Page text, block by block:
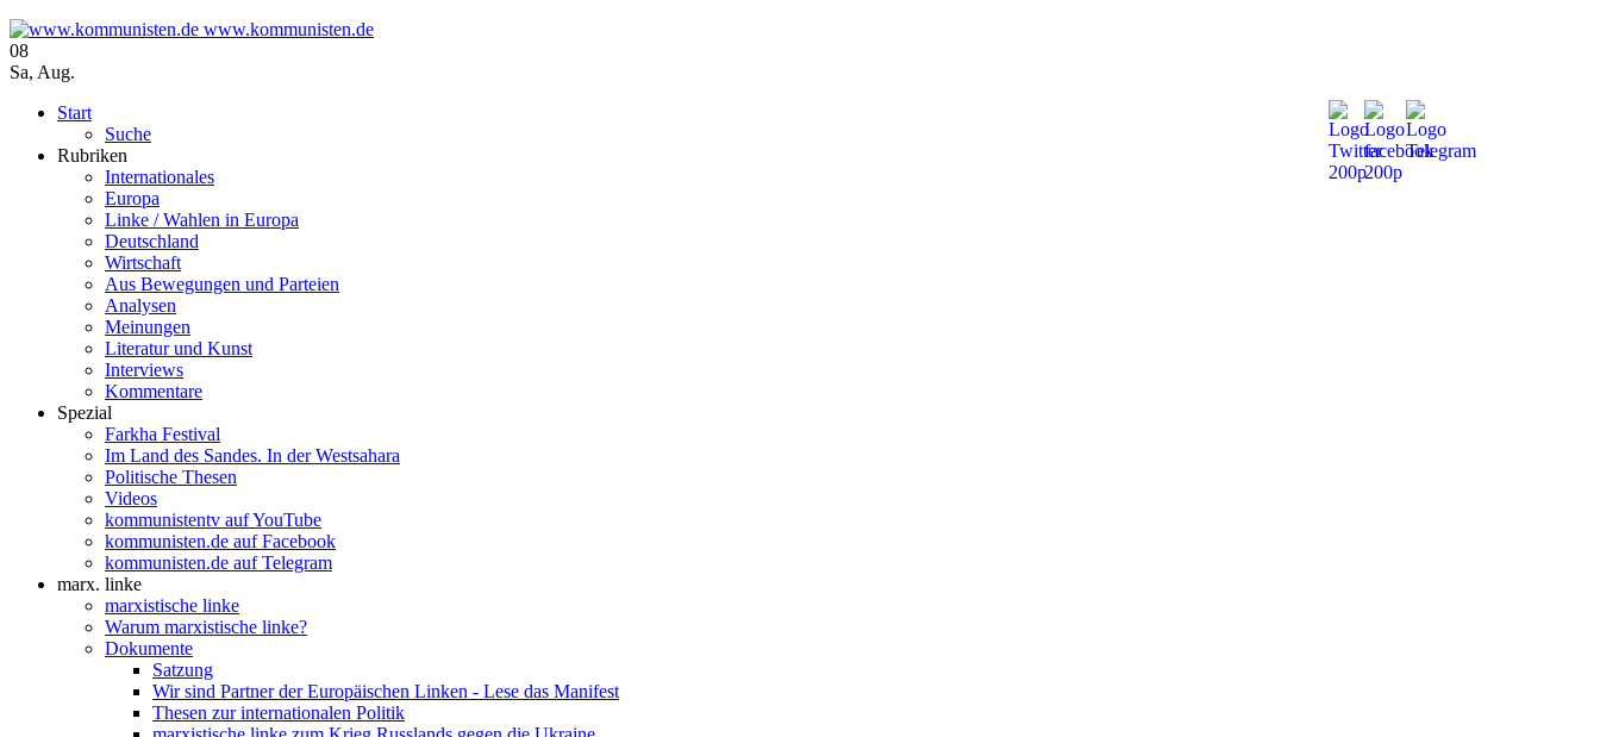
www.kommunisten.de
08
Sa, Aug.
Start
Suche
Rubriken
Internationales
Europa
Linke / Wahlen in Europa
Deutschland
Wirtschaft
Aus Bewegungen und Parteien
Analysen
Meinungen
Literatur und Kunst
Interviews
Kommentare
Spezial
Farkha Festival
Im Land des Sandes. In der Westsahara
Politische Thesen
Videos
kommunistentv auf YouTube
kommunisten.de auf Facebook
kommunisten.de auf Telegram
marx. linke
marxistische linke
Warum marxistische linke?
Dokumente
Satzung
Wir sind Partner der Europäischen Linken - Lese das Manifest
Thesen zur internationalen Politik